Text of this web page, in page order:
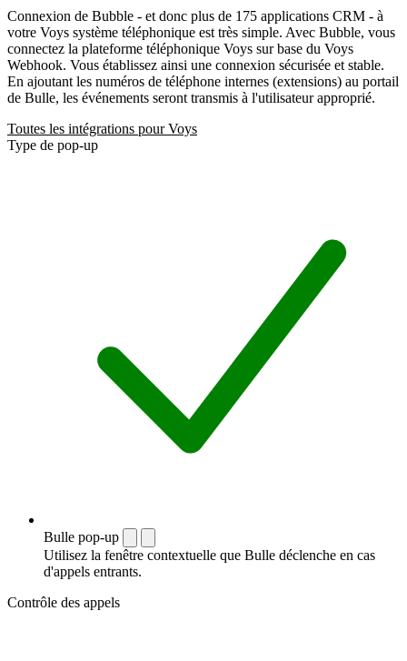
Connexion de Bubble - et donc plus de 175 applications CRM - à
votre Voys système téléphonique est très simple. Avec Bubble, vous
connectez la plateforme téléphonique Voys sur base du Voys
Webhook. Vous établissez ainsi une connexion sécurisée et stable.
En ajoutant les numéros de téléphone internes (extensions) au portail
de Bulle, les événements seront transmis à l'utilisateur approprié.
Toutes les intégrations pour Voys
Type de pop-up
Bulle pop-up
Utilisez la fenêtre contextuelle que Bulle déclenche en cas
d'appels entrants.
Contrôle des appels